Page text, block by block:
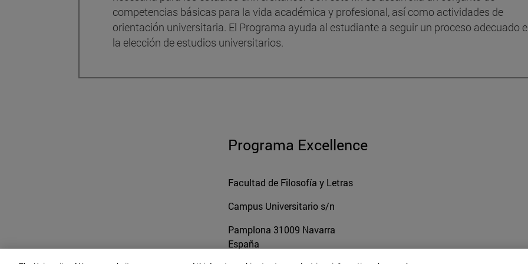
competencias básicas para la vida académica y profesional, así como actividades de
orientación universitaria. El Programa ayuda al estudiante a seguir un proceso adecuado
la elección de estudios universitarios.
Programa Excellence
Facultad de Filosofía y Letras
Campus Universitario s/n
Pamplona 31009 Navarra
España